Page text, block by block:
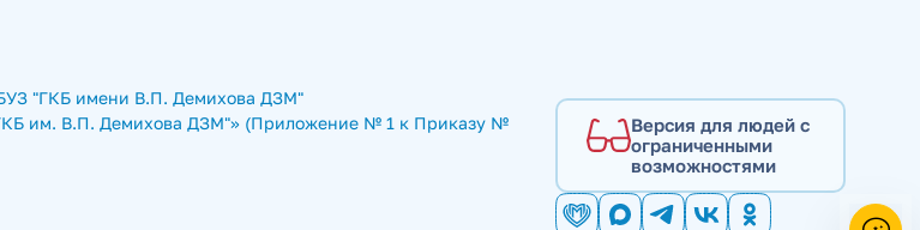
"ГКБ имени В.П. Демихова ДЗМ"
им. В.П. Демихова ДЗМ"» (Приложение № 1 к Приказу №
Версия для людей с
ограниченными
возможностями